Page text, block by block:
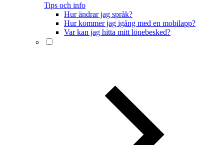
Tips och info
Hur ändrar jag språk?
Hur kommer jag igång med en mobilapp?
Var kan jag hitta mitt lönebesked?